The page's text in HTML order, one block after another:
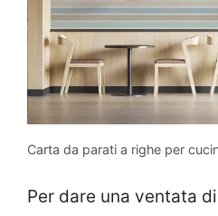
Carta da parati a righe per
Per dare una ventata